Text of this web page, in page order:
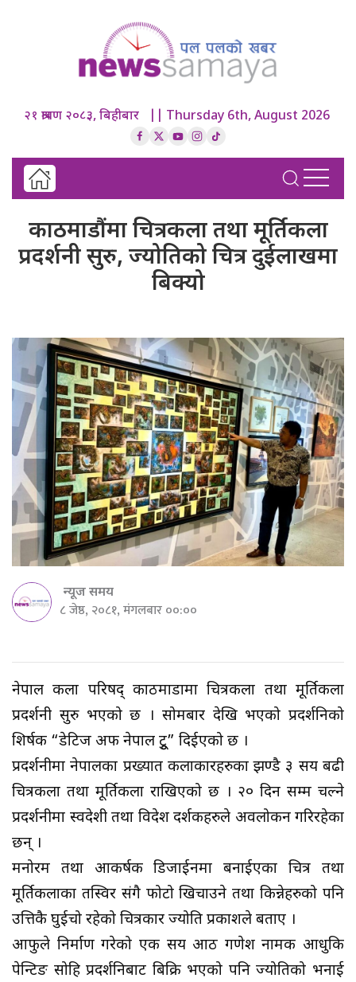
२१ श्रावण २०८३, बिहीबार || Thursday 6th, August 2026
काठमाडौंमा चित्रकला तथा मूर्तिकला
प्रदर्शनी सुरु, ज्योतिको चित्र दुईलाखमा
बिक्यो
न्यूज समय
८ जेष्ठ, २०८१, मंगलबार ००:००
नेपाल कला परिषद् काठमाडौंमा चित्रकला तथा मूर्तिकला
प्रदर्शनी सुरु भएको छ । सोमबार देखि भएको प्रदर्शनिको
शिर्षक “डेटिज अफ नेपाल टूु” दिईएको छ ।
प्रदर्शनीमा नेपालका प्रख्यात कलाकारहरुका झण्डै ३ सय बढी
चित्रकला तथा मूर्तिकला राखिएको छ । २० दिन सम्म चल्ने
प्रदर्शनीमा स्वदेशी तथा विदेश दर्शकहरुले अवलोकन गरिरहेका
छन् ।
मनोरम तथा आकर्षक डिजाईनमा बनाईएका चित्र तथा
मूर्तिकलाका तस्विर संगै फोटो खिचाउने तथा किन्नेहरुको पनि
उत्तिकै घुईचो रहेको चित्रकार ज्योति प्रकाशले बताए ।
आफुले निर्माण गरेको एक सय आठ गणेश नामक आधुकि
पेन्टिङ सोहि प्रदर्शनिबाट बिक्रि भएको पनि ज्योतिको भनाई